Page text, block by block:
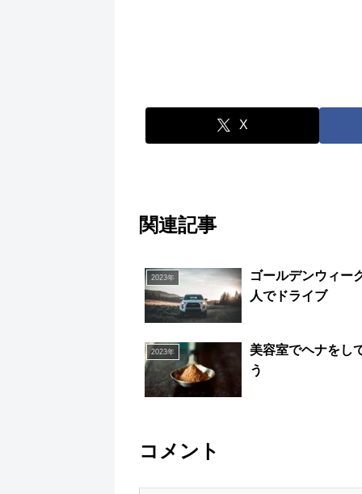
X
関連記事
2023年
ゴールデンウィー
人でドライブ
2023年
美容室でヘナをし
う
コメント